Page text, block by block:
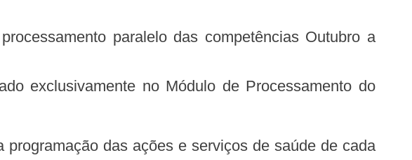
paralelo das competências Outubro a
exclusivamente no Módulo de Processamento do